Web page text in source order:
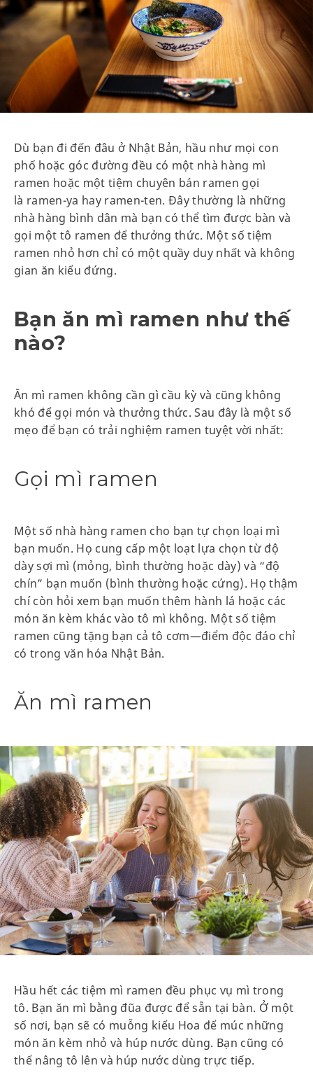
Dù bạn đi đến đâu ở Nhật Bản, hầu như mọi con
phố hoặc góc đường đều có một nhà hàng mì
ramen hoặc một tiệm chuyên bán ramen gọi
là ramen-ya hay ramen-ten. Đây thường là những
nhà hàng bình dân mà bạn có thể tìm được bàn và
gọi một tô ramen để thưởng thức. Một số tiệm
ramen nhỏ hơn chỉ có một quầy duy nhất và không
gian ăn kiểu đứng.
Bạn ăn mì ramen như thế
nào?
Ăn mì ramen không cần gì cầu kỳ và cũng không
khó để gọi món và thưởng thức. Sau đây là một số
mẹo để bạn có trải nghiệm ramen tuyệt vời nhất:
Gọi mì ramen
Một số nhà hàng ramen cho bạn tự chọn loại mì
bạn muốn. Họ cung cấp một loạt lựa chọn từ độ
dày sợi mì (mỏng, bình thường hoặc dày) và “độ
chín” bạn muốn (bình thường hoặc cứng). Họ thậm
chí còn hỏi xem bạn muốn thêm hành lá hoặc các
món ăn kèm khác vào tô mì không. Một số tiệm
ramen cũng tặng bạn cả tô cơm—điểm độc đáo chỉ
có trong văn hóa Nhật Bản.
Ăn mì ramen
Hầu hết các tiệm mì ramen đều phục vụ mì trong
tô. Bạn ăn mì bằng đũa được để sẵn tại bàn. Ở một
số nơi, bạn sẽ có muỗng kiểu Hoa để múc những
món ăn kèm nhỏ và húp nước dùng. Bạn cũng có
thể nâng tô lên và húp nước dùng trực tiếp.